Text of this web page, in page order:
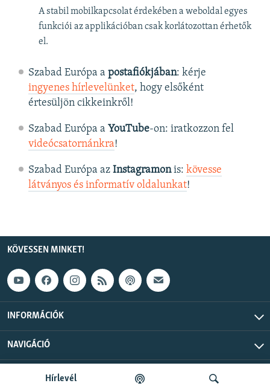
Hírlevél
A stabil mobilkapcsolat érdekében a weboldal egyes
funkciói az applikációban csak korlátozottan érhetők
el.
Szabad Európa a postafiókjában: kérje
ingyenes hírlevelünket, hogy elsőként
értesüljön cikkeinkről!
Szabad Európa a YouTube-on: iratkozzon fel
videócsatornánkra!
Szabad Európa az Instagramonis: kövesse
látványos és informatív oldalunkat! ​
KÖVESSEN MINKET!
INFORMÁCIÓK
NAVIGÁCIÓ
Szabad Európa © 2026 RFE/RL, Inc. Minden jog fenntartva.